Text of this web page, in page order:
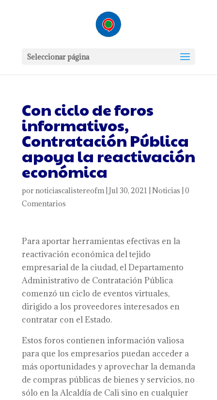
Seleccionar página
Con ciclo de foros
informativos,
Contratación Pública
apoya la reactivación
económica
por noticiascalistereofm| Jul 30, 2021 Noticias 0
Comentarios
Para aportar herramientas efectivas en la
reactivación económica del tejido
empresarial de la ciudad, el Departamento
Administrativo de Contratación Pública
comenzó un ciclo de eventos virtuales,
dirigido a los proveedores interesados en
contratar con el Estado.
Estos foros contienen información valiosa
para que los empresarios puedan acceder a
más oportunidades y aprovechar la demanda
de compras públicas de bienes y servicios, no
sólo en la Alcaldía de Cali sino en cualquier